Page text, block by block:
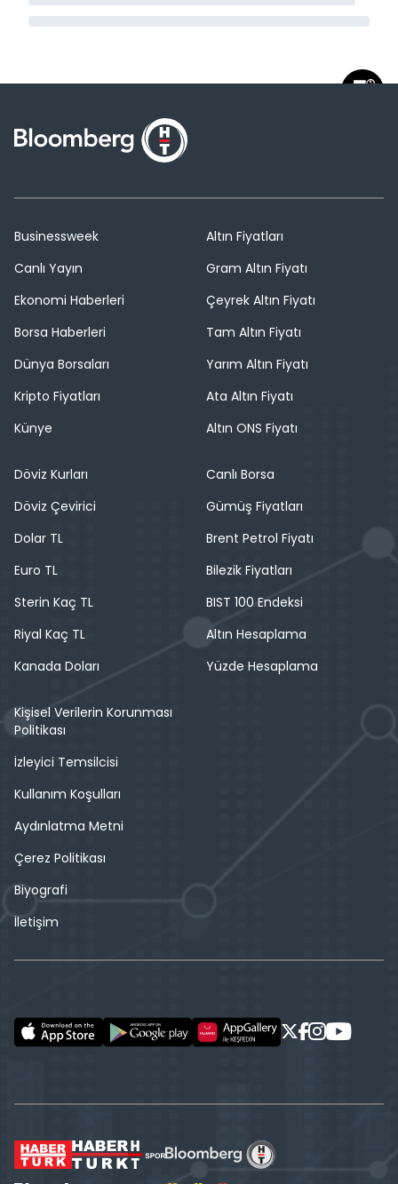
Businessweek
Canlı Yayın
Ekonomi Haberleri
Borsa Haberleri
Dünya Borsaları
Kripto Fiyatları
Künye
Altın Fiyatları
Gram Altın Fiyatı
Çeyrek Altın Fiyatı
Tam Altın Fiyatı
Yarım Altın Fiyatı
Ata Altın Fiyatı
Altın ONS Fiyatı
Döviz Kurları
Döviz Çevirici
Dolar TL
Euro TL
Sterin Kaç TL
Riyal Kaç TL
Kanada Doları
Canlı Borsa
Gümüş Fiyatları
Brent Petrol Fiyatı
Bilezik Fiyatları
BIST 100 Endeksi
Altın Hesaplama
Yüzde Hesaplama
Kişisel Verilerin Korunması
Politikası
İzleyici Temsilcisi
Kullanım Koşulları
Aydınlatma Metni
Çerez Politikası
Biyografi
İletişim